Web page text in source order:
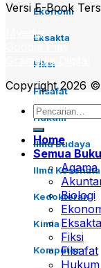
Ekonomi
Eksakta
Fiksi
Filsafat
Hukum
Ilmu Budaya
Ilmu
Kedokteran
Kimia
Komputer
Versi E-Book
Myedisi
Gramedia Digital
Copyright 2026 ©
Pencarian
untuk:
Home
Semua Buku
Agama
Biologi
Eksakta
Fiksi
Filsafat
Hukum